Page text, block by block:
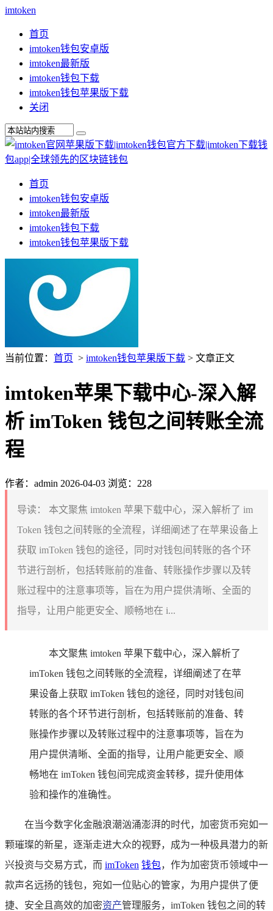
imtoken
首页
imtoken钱包安卓版
imtoken最新版
imtoken钱包下载
imtoken钱包苹果版下载
关闭
首页
imtoken钱包安卓版
imtoken最新版
imtoken钱包下载
imtoken钱包苹果版下载
当前位置： 首页 > imtoken钱包苹果版下载 > 文章正文
imtoken苹果下载中心-深入解
析 imToken 钱包之间转账全流
程
作者：admin 2026-04-03 浏览：228
导读：
本文聚焦 imtoken 苹果下载中心，深入解析了 im
Token 钱包之间转账的全流程，详细阐述了在苹果设备上
获取 imToken 钱包的途径，同时对钱包间转账的各个环
节进行剖析，包括转账前的准备、转账操作步骤以及转
账过程中的注意事项等，旨在为用户提供清晰、全面的
指导，让用户能更安全、顺畅地在 i...
本文聚焦 imtoken 苹果下载中心，深入解析了
imToken 钱包之间转账的全流程，详细阐述了在苹
果设备上获取 imToken 钱包的途径，同时对钱包间
转账的各个环节进行剖析，包括转账前的准备、转
账操作步骤以及转账过程中的注意事项等，旨在为
用户提供清晰、全面的指导，让用户能更安全、顺
畅地在 imToken 钱包间完成资金转移，提升使用体
验和操作的准确性。
在当今数字化金融浪潮汹涌澎湃的时代，加密货币宛如一
颗璀璨的新星，逐渐走进大众的视野，成为一种极具潜力的新
兴投资与交易方式，而 imToken 钱包，作为加密货币领域中一
款声名远扬的钱包，宛如一位贴心的管家，为用户提供了便
捷、安全且高效的加密资产管理服务，imToken 钱包之间的转